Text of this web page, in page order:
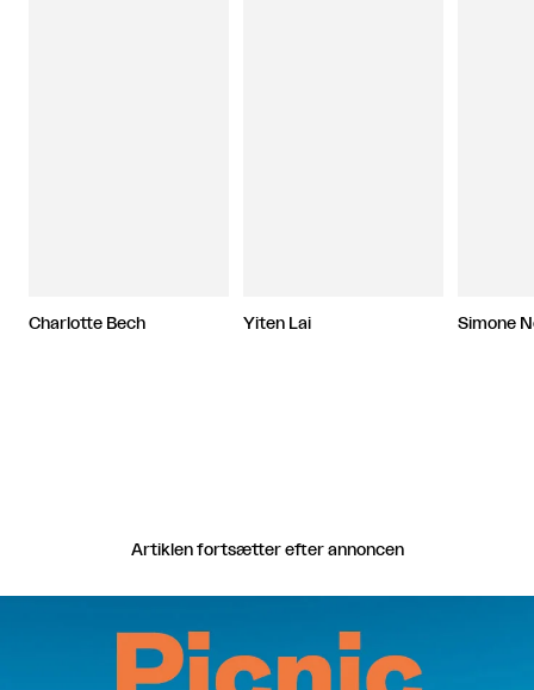
Charlotte Bech Yiten Lai Simone
Artiklen fortsætter efter annoncen